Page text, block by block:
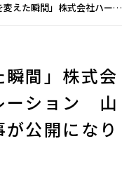
ードオフコーポレーション 山本太郎社長の取材記事が公開になりました
瞬間」株式会
ーション 山
公開になり